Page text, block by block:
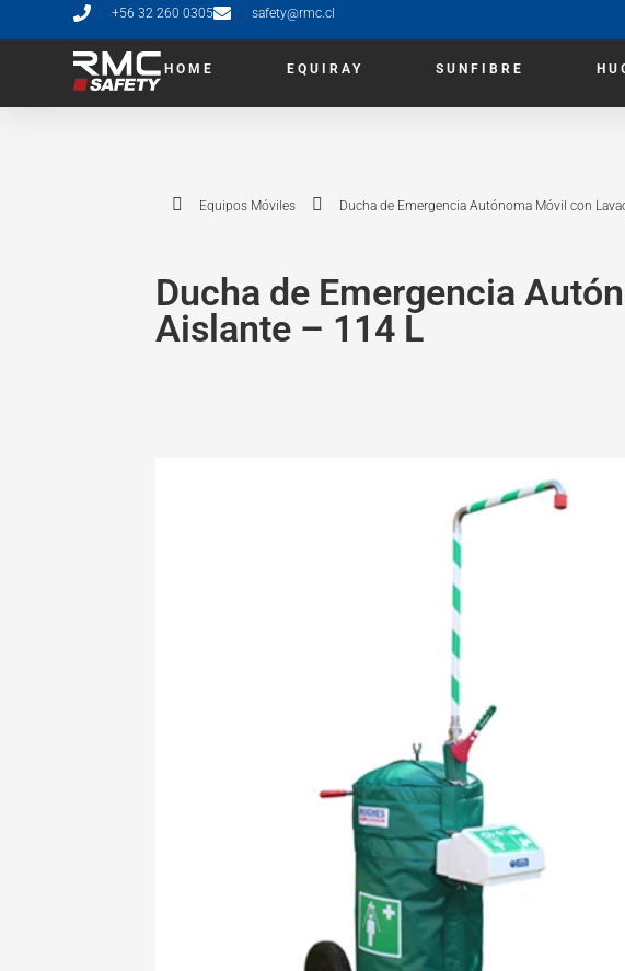
+56 32 260 0305 safety@rmc.cl
HOME EQUIRAY SUNFIBRE
Equipos Móviles Ducha de Emergencia Autónoma Móvil con
Ducha de Emergencia
Aislante – 114 L